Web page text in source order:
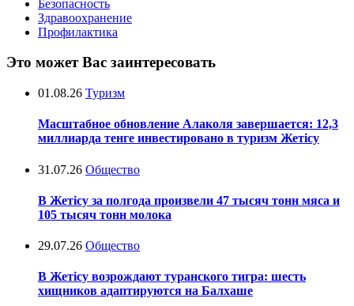
Безопасность
Здравоохранение
Профилактика
Это может Вас заинтересовать
01.08.26 Туризм
Масштабное обновление Алаколя завершается: 12,3
миллиарда тенге инвестировано в туризм Жетісу
31.07.26 Общество
В Жетісу за полгода произвели 47 тысяч тонн мяса и
105 тысяч тонн молока
29.07.26 Общество
В Жетісу возрождают туранского тигра: шесть
хищников адаптируются на Балхаше